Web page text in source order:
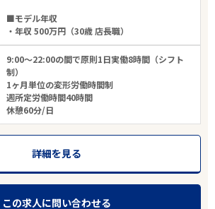
■モデル年収
・年収 500万円（30歳 店長職）
9:00～22:00の間で原則1日実働8時間（シフト
制）
1ヶ月単位の変形労働時間制
週所定労働時間40時間
休憩60分/日
詳細を見る
この求人に問い合わせる